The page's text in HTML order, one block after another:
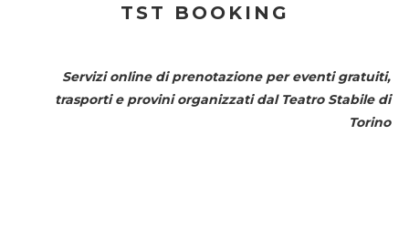
TST BOOKING
Servizi online di prenotazione per eventi gratuiti,
trasporti e provini organizzati dal Teatro Stabile di
Torino